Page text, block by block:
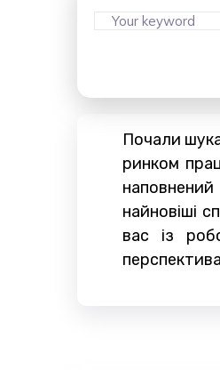
Почали
ринком
найновіші
вас із